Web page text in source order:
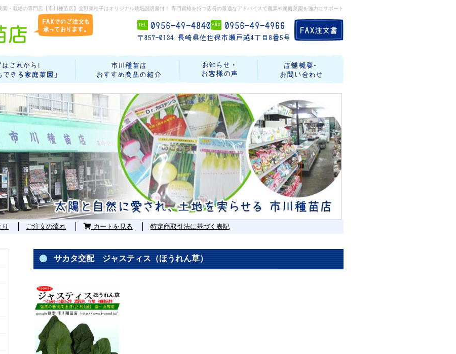
園・栽培の専門店【市川種苗店】全野菜種子はオリジナル栽培説明書付！ 専門資格を持つ店長の最適なアドバイスで農業や家庭菜園を強力にサポート
ご注文の流れ カートを見る 特定商取引法に基づく表記
サカタ交配 ジャスティス（ほうれん草）